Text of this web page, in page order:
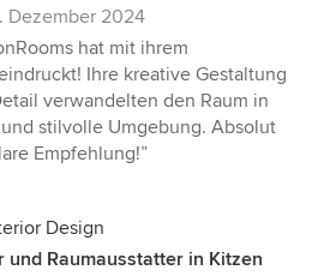
Dezember 2024
hat mit ihrem
Ihre kreative Gestaltung
verwandelten den Raum in
stilvolle Umgebung. Absolut
Empfehlung!”
Design
und Raumausstatter in Kitzen